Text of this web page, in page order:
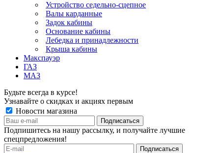
Устройство седельно-сцепное
Валы карданные
Задок кабины
Основание кабины
Лебедка и принадлежности
Крыша кабины
Макспауэр
ГАЗ
МАЗ
Будьте всегда в курсе!
Узнавайте о скидках и акциях первым
Новости магазина
Подпишитесь на нашу рассылку, и получайте лучшие
спецпредложения!